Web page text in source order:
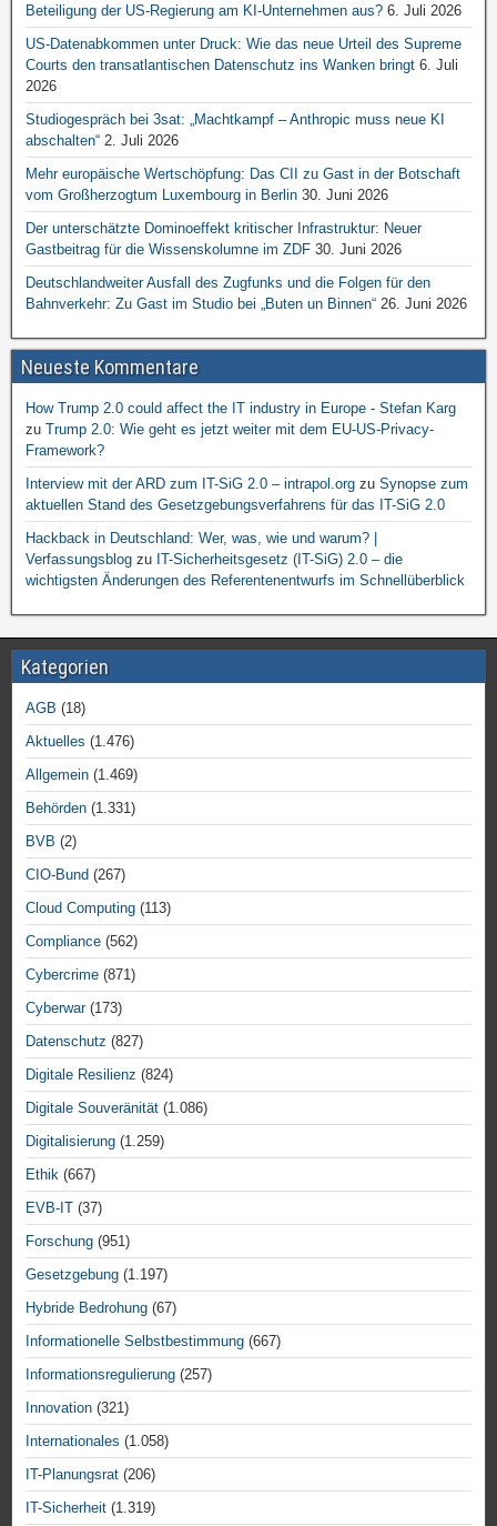
Beteiligung der US-Regierung am KI-Unternehmen aus? 6. Juli 2026
US-Datenabkommen unter Druck: Wie das neue Urteil des Supreme
Courts den transatlantischen Datenschutz ins Wanken bringt 6. Juli
2026
Studiogespräch bei 3sat: „Machtkampf – Anthropic muss neue KI
abschalten“ 2. Juli 2026
Mehr europäische Wertschöpfung: Das CII zu Gast in der Botschaft
vom Großherzogtum Luxembourg in Berlin 30. Juni 2026
Der unterschätzte Dominoeffekt kritischer Infrastruktur: Neuer
Gastbeitrag für die Wissenskolumne im ZDF 30. Juni 2026
Deutschlandweiter Ausfall des Zugfunks und die Folgen für den
Bahnverkehr: Zu Gast im Studio bei „Buten un Binnen“ 26. Juni 2026
Neueste Kommentare
How Trump 2.0 could affect the IT industry in Europe - Stefan Karg
zu Trump 2.0: Wie geht es jetzt weiter mit dem EU-US-Privacy-
Framework?
Interview mit der ARD zum IT-SiG 2.0 – intrapol.org zu Synopse zum
aktuellen Stand des Gesetzgebungsverfahrens für das IT-SiG 2.0
Hackback in Deutschland: Wer, was, wie und warum? |
Verfassungsblog zu IT-Sicherheitsgesetz (IT-SiG) 2.0 – die
wichtigsten Änderungen des Referentenentwurfs im Schnellüberblick
Kategorien
AGB (18)
Aktuelles (1.476)
Allgemein (1.469)
Behörden (1.331)
BVB (2)
CIO-Bund (267)
Cloud Computing (113)
Compliance (562)
Cybercrime (871)
Cyberwar(173)
Datenschutz (827)
Digitale Resilienz (824)
Digitale Souveränität (1.086)
Digitalisierung (1.259)
Ethik (667)
EVB-IT (37)
Forschung (951)
Gesetzgebung (1.197)
Hybride Bedrohung (67)
Informationelle Selbstbestimmung (667)
Informationsregulierung (257)
Innovation (321)
Internationales (1.058)
IT-Planungsrat (206)
IT-Sicherheit (1.319)